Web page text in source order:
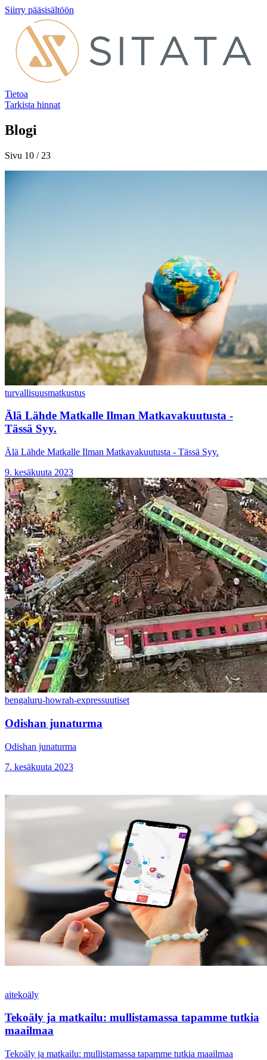
Siirry pääsisältöön
Tietoa
Tarkista hinnat
Blogi
Sivu 10 / 23
turvallisuusmatkustus
Älä Lähde Matkalle Ilman Matkavakuutusta -
Tässä Syy.
Älä Lähde Matkalle Ilman Matkavakuutusta - Tässä Syy.
9. kesäkuuta 2023
bengaluru-howrah-expressuutiset
Odishan junaturma
Odishan junaturma
7. kesäkuuta 2023
aitekoäly
Tekoäly ja matkailu: mullistamassa tapamme tutkia
maailmaa
Tekoäly ja matkailu: mullistamassa tapamme tutkia maailmaa